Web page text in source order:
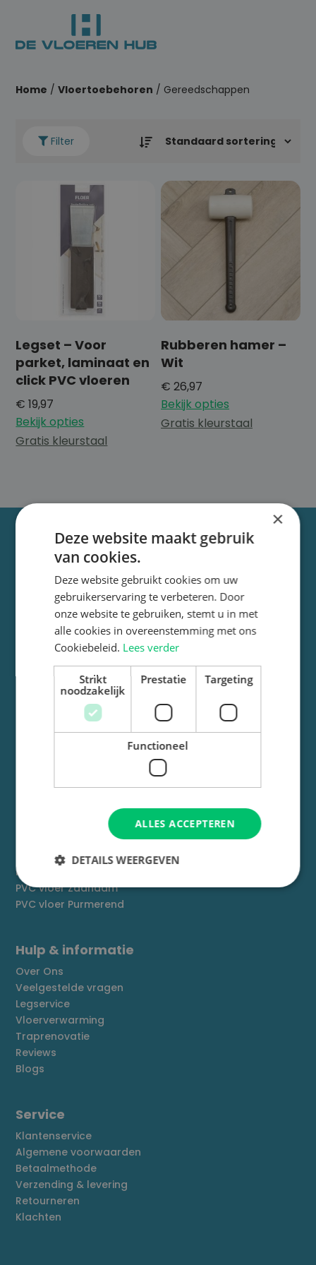
Home /Vloertoebehoren / Gereedschappen
Filter
Legset – Voor
parket, laminaat en
click PVC vloeren
€ 19,97
Bekijk opties
Gratis kleurstaal
Rubberen hamer –
Wit
€ 26,97
Bekijk opties
Gratis kleurstaal
Bij De Vloeren Hub helpen we jou van jouw huis een thuis
te maken met onze hoogwaardige vloeren en service.
Contact
+31 85 - 401 7816
info@devloerenhub.nl
Visserijweg 61-13
PVC vloer Alkmaar
PVC vloer Haarlem
PVC vloer Heerhugowaard
PVC vloer Hoorn
PVC vloer Zaandam
PVC vloer Purmerend
Hulp & informatie
Over Ons
Veelgestelde vragen
Legservice
Vloerverwarming
Traprenovatie
Reviews
Blogs
Service
Klantenservice
Algemene voorwaarden
Betaalmethode
Verzending & levering
Retourneren
Klachten
×
Deze website maakt gebruik
van cookies.
Deze website gebruikt cookies om uw
gebruikerservaring te verbeteren. Door
onze website te gebruiken, stemt u in met
alle cookies in overeenstemming met ons
Cookiebeleid. Lees verder
Strikt
noodzakelijk
Prestatie Targeting
Functioneel
ALLES ACCEPTEREN
DETAILS WEERGEVEN